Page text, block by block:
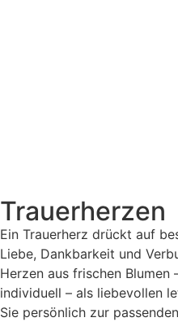
Trauerherzen
Ein Trauerherz drückt auf
Liebe, Dankbarkeit und
Herzen aus frischen
individuell – als liebevollen
Sie persönlich zur